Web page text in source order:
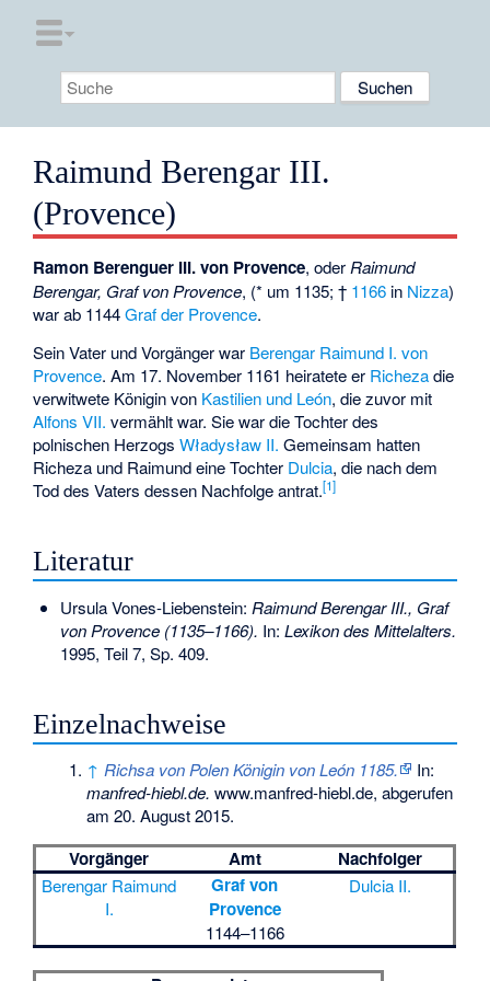
Raimund Berengar III.
(Provence)
Ramon Berenguer III. von Provence, oderRaimund
Berengar, Graf von Provence, (* um 1135; † 1166 in Nizza)
war ab 1144Graf der Provence.
Sein Vater und Vorgänger war Berengar Raimund I. von
Provence. Am 17. November 1161 heiratete er Richezadie
verwitwete Königin von Kastilien und León, die zuvor mit
Alfons VII. vermählt war. Sie war die Tochter des
polnischen HerzogsWładysław II. Gemeinsam hatten
Richeza und Raimund eine Tochter Dulcia, die nach dem
Tod des Vaters dessen Nachfolge antrat.[1]
Literatur
Ursula Vones-Liebenstein: Raimund Berengar III., Graf
von Provence (1135–1166). In: Lexikon des Mittelalters.
1995, Teil 7, Sp. 409.
Einzelnachweise
↑ Richsa von Polen Königin von León 1185.
In:
manfred-hiebl.de. www.manfred-hiebl.de, abgerufen
am 20. August 2015.
Vorgänger Amt Nachfolger
Berengar Raimund
I.
Graf von
Provence
1144–1166
Dulcia II.